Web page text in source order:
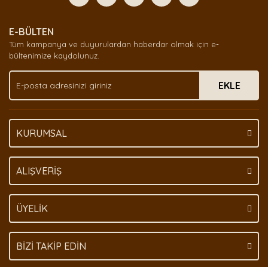
Yorum Yaz
Ürün açıklamasında eksik bilgiler bulunuyor.
Ürün bilgilerinde hatalar bulunuyor.
Ürün fiyatı diğer sitelerden daha pahalı.
Bu ürüne benzer farklı alternatifler olmalı.
E-BÜLTEN
Tüm kampanya ve duyurulardan haberdar olmak için e-
bültenimize kaydolunuz.
EKLE
KURUMSAL
ALIŞVERİŞ
ÜYELİK
BİZİ TAKİP EDİN